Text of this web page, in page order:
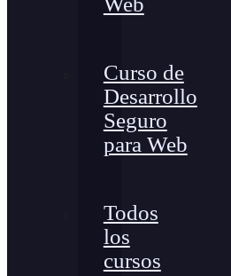
Curso de
Desarrollo
Seguro
para Web
Todos
los
cursos